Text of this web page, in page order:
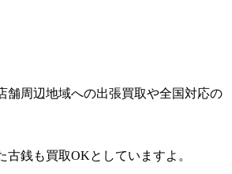
舗周辺地域への出張買取や全国対応の
銭も買取OKとしていますよ。